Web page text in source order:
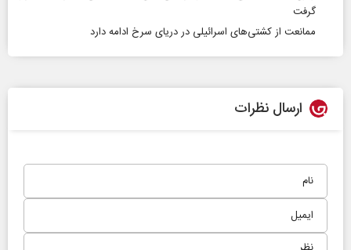
گرفت
ممانعت از کشتی‌های اسرائیلی در دریای سرخ ادامه دارد
ارسال نظرات